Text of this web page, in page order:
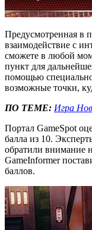
Предусмотренная в
взаимодействие с
сможете в любой
пункт для
помощью
возможные точки,
ПО ТЕМЕ: Игра
Портал GameSpot
балла из 10.
обратили внимание
GameInformer
баллов.